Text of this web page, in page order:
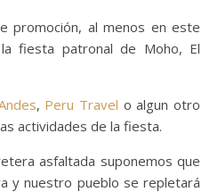
promoción, al menos en este
fiesta patronal de Moho, El
, Peru Travel o algun otro
actividades de la fiesta.
asfaltada suponemos que
y nuestro pueblo se repletará